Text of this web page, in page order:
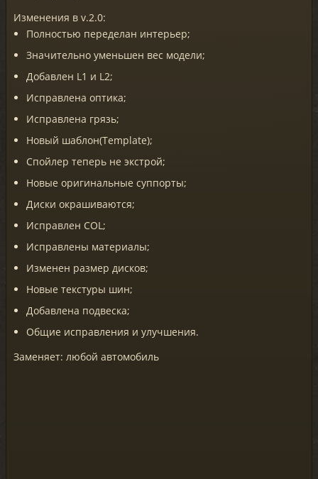
Изменения в v.2.0:
Полностью переделан интерьер;
Значительно уменьшен вес модели;
Добавлен L1 и L2;
Исправлена оптика;
Исправлена грязь;
Новый шаблон(Template);
Спойлер теперь не экстрой;
Новые оригинальные суппорты;
Диски окрашиваются;
Исправлен COL;
Исправлены материалы;
Изменен размер дисков;
Новые текстуры шин;
Добавлена подвеска;
Общие исправления и улучшения.
Заменяет: любой автомобиль